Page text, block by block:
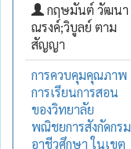
กฤษมันต์ วัฒนา
ณรงค์;วิบูลย์ ตาม
สัญญา
การควบคุมคุณภาพ
การเรียนการสอน
ของวิทยาลัย
พณิชยการสังกัดกรม
อาชีวศึกษา ในเขต